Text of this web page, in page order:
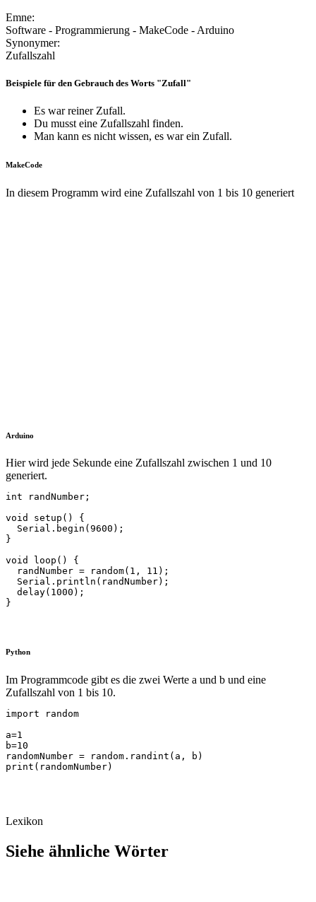
Emne:
Software - Programmierung - MakeCode - Arduino
Synonymer:
Zufallszahl
Beispiele für den Gebrauch des Worts "Zufall"
Es war reiner Zufall.
Du musst eine Zufallszahl finden.
Man kann es nicht wissen, es war ein Zufall.
MakeCode
In diesem Programm wird eine Zufallszahl von 1 bis 10 generiert
Arduino
Hier wird jede Sekunde eine Zufallszahl zwischen 1 und 10
generiert.
int randNumber;
void setup() {
  Serial.begin(9600);
}
void loop() {
  randNumber = random(1, 11);
  Serial.println(randNumber);
  delay(1000);
}
Python
Im Programmcode gibt es die zwei Werte a und b und eine
Zufallszahl von 1 bis 10.
import random
a=1
b=10
randomNumber = random.randint(a, b)
Lexikon
Siehe ähnliche Wörter